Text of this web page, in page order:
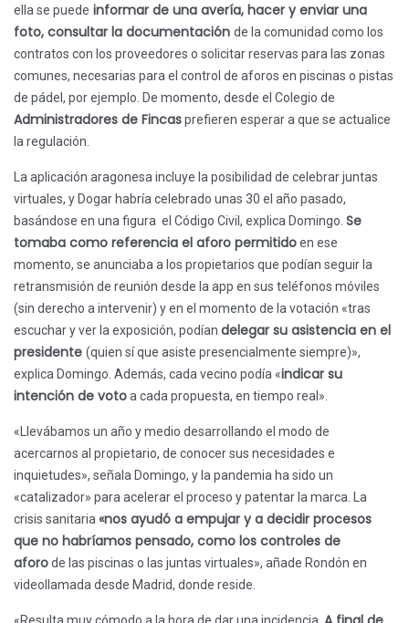
ella se puede informar de una avería, hacer y enviar una
foto, consultar la documentación de la comunidad como los
contratos con los proveedores o solicitar reservas para las zonas
comunes, necesarias para el control de aforos en piscinas o pistas
de pádel, por ejemplo. De momento, desde el Colegio de
Administradores de Fincasprefieren esperar a que se actualice
la regulación.
La aplicación aragonesa incluye la posibilidad de celebrar juntas
virtuales, y Dogar habría celebrado unas 30 el año pasado,
basándose en una figura el Código Civil, explica Domingo. Se
tomaba como referencia el aforo permitidoen ese
momento, se anunciaba a los propietarios que podían seguir la
retransmisión de reunión desde la app en sus teléfonos móviles
(sin derecho a intervenir) y en el momento de la votación «tras
escuchar y ver la exposición, podían delegar su asistencia en el
presidente (quien sí que asiste presencialmente siempre)»,
explica Domingo. Además, cada vecino podía «indicar su
intención de votoa cada propuesta, en tiempo real».
«Llevábamos un año y medio desarrollando el modo de
acercarnos al propietario, de conocer sus necesidades e
inquietudes», señala Domingo, y la pandemia ha sido un
«catalizador» para acelerar el proceso y patentar la marca. La
crisis sanitaria «nos ayudó a empujar y a decidir procesos
que no habríamos pensado, como los controles de
aforode las piscinas o las juntas virtuales», añade Rondón en
videollamada desde Madrid, donde reside.